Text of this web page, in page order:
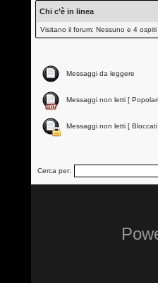
Chi c’è in linea
Visitano il forum: Nessuno e 4 ospiti
Messaggi da leggere
Messaggi non letti [
Messaggi non letti [ Bloccati
Cerca per: